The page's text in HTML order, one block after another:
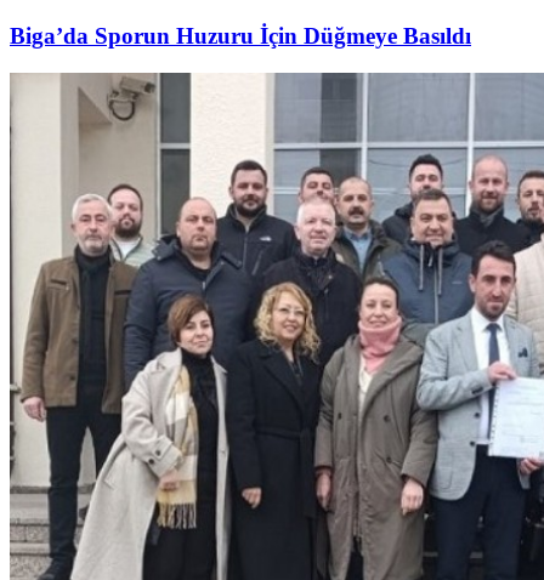
Biga’da Sporun Huzuru İçin Düğmeye Basıldı